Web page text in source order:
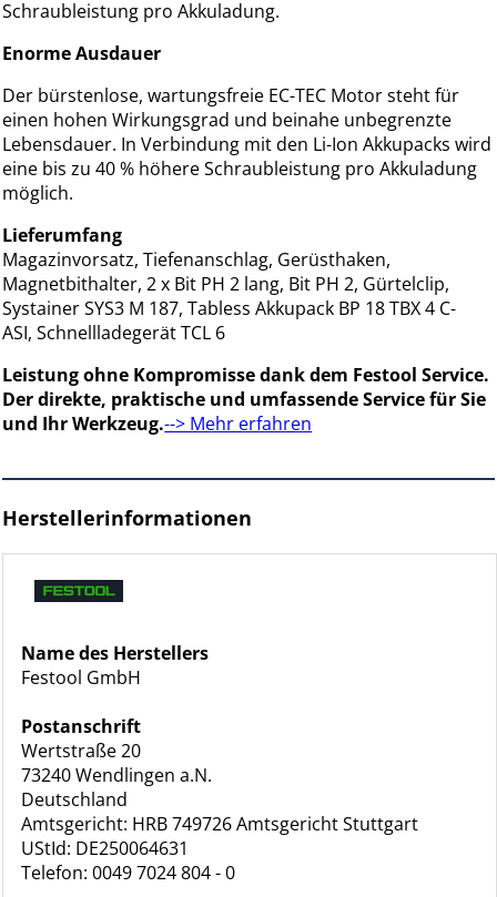
Schraubleistung pro Akkuladung.
Enorme Ausdauer
Der bürstenlose, wartungsfreie EC-TEC Motor steht für
einen hohen Wirkungsgrad und beinahe unbegrenzte
Lebensdauer. In Verbindung mit den Li-Ion Akkupacks wird
eine bis zu 40 % höhere Schraubleistung pro Akkuladung
möglich.
Lieferumfang
Magazinvorsatz, Tiefenanschlag, Gerüsthaken,
Magnetbithalter, 2 x Bit PH 2 lang, Bit PH 2, Gürtelclip,
Systainer SYS3 M 187, Tabless Akkupack BP 18 TBX 4 C-
ASI, Schnellladegerät TCL 6
Leistung ohne Kompromisse dank dem Festool Service.
Der direkte, praktische und umfassende Service für Sie
und Ihr Werkzeug.--> Mehr erfahren
Herstellerinformationen
Name des Herstellers
Festool GmbH
Postanschrift
Wertstraße 20
73240 Wendlingen a.N.
Deutschland
Amtsgericht: HRB 749726 Amtsgericht Stuttgart
UStId: DE250064631
Telefon: 0049 7024 804 - 0